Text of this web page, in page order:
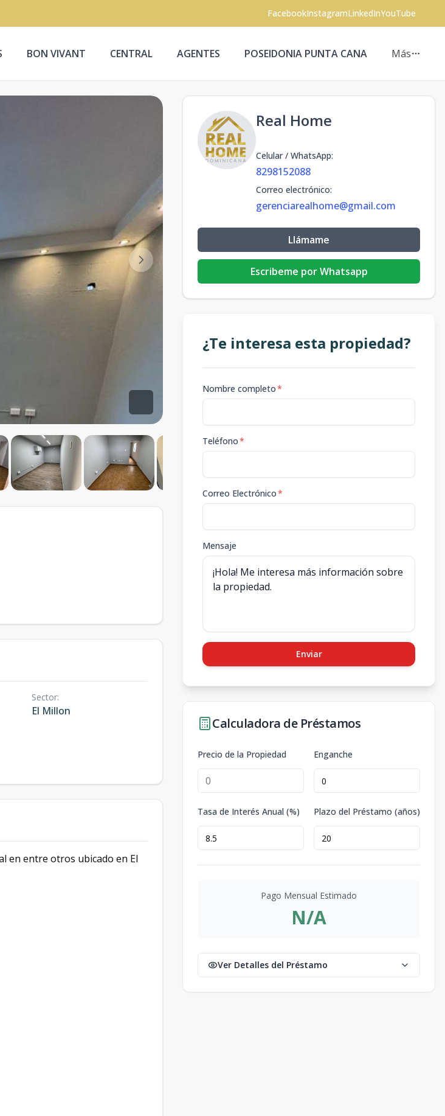
FacebookInstagramLinkedInYouTube
BON VIVANT CENTRAL AGENTES POSEIDONIA PUNTA CANA Más
Sector:
El Millon
en entre otros ubicado en El
Real Home
Celular / WhatsApp:
8298152088
Correo electrónico:
gerenciarealhome@gmail.com
Llámame
Escribeme por Whatsapp
¿Te interesa esta propiedad?
Nombre completo*
Teléfono*
Correo Electrónico*
Mensaje
Enviar
Calculadora de Préstamos
Precio de la Propiedad Enganche
Tasa de Interés Anual (%) Plazo del Préstamo (años)
Pago Mensual Estimado
N/A
Ver Detalles del Préstamo